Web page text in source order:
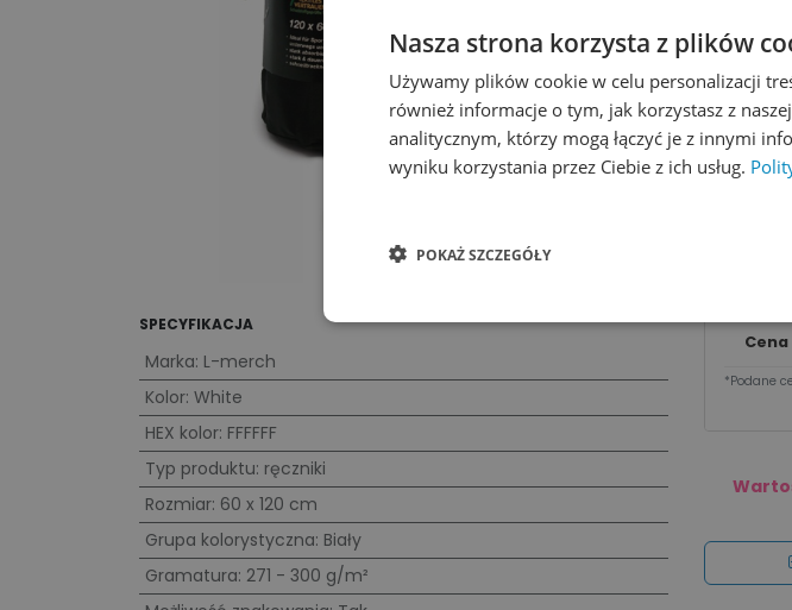
SPECYFIKACJA
Marka: L-merch
Kolor: White
HEX kolor: FFFFFF
Typ produktu: ręczniki
Rozmiar: 60 x 120 cm
Grupa kolorystyczna: Biały
Gramatura: 271 - 300 g/m²
Cena
Cena
*Podane
Nasza strona korzysta z plików
Używamy plików cookie w celu personalizacji
również informacje o tym, jak korzystasz z
analitycznym, którzy mogą łączyć je z innymi
wyniku korzystania przez Ciebie z ich usług.
POKAŻ SZCZEGÓŁY